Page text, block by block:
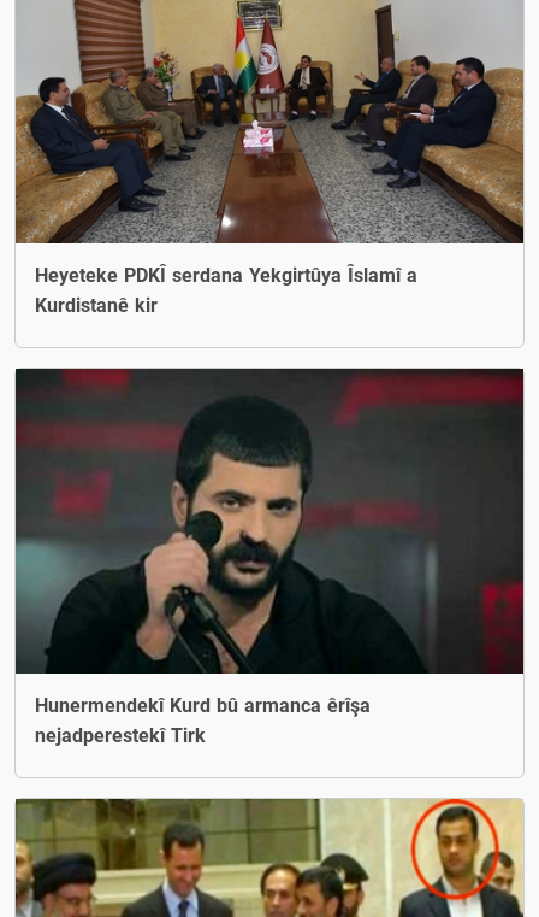
Heyeteke PDKÎ serdana Yekgirtûya Îslamî a
Kurdistanê kir
Hunermendekî Kurd bû armanca êrîşa
nejadperestekî Tirk